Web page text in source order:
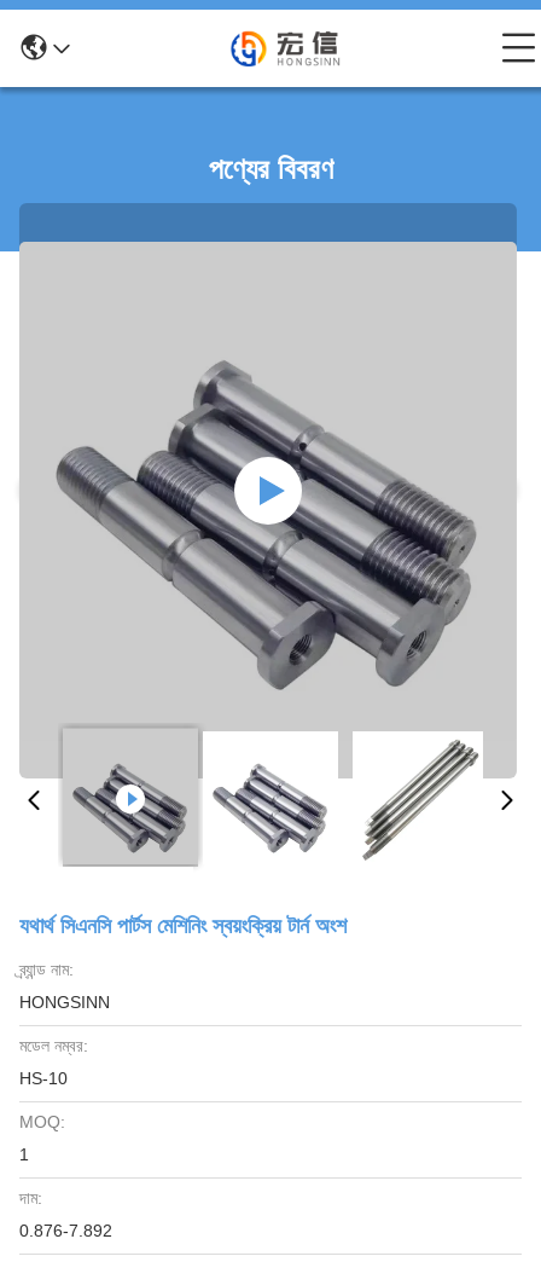
পণ্যের বিবরণ
যথার্থ সিএনসি পার্টস মেশিনিং স্বয়ংক্রিয় টার্ন অংশ
ব্র্যান্ড নাম:
HONGSINN
মডেল নম্বর:
HS-10
MOQ:
1
দাম:
0.876-7.892